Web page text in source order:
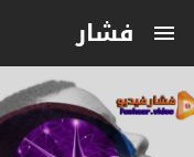
فشار